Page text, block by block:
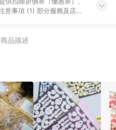
樂天KOBO電子書，請詳閱
時內結帳，才享有 LINE
符合贈點資格。 (4) 如
網、Google等其他網頁、或
App都將會造成追蹤中斷而
顯示之商品規格、顏色、價
商品描述